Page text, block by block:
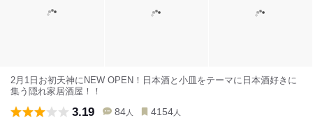
2月1日お初天神にNEW OPEN！日本酒と小皿をテーマに日本酒好きに
集う隠れ家居酒屋！！
3.19 84 人 4154 人